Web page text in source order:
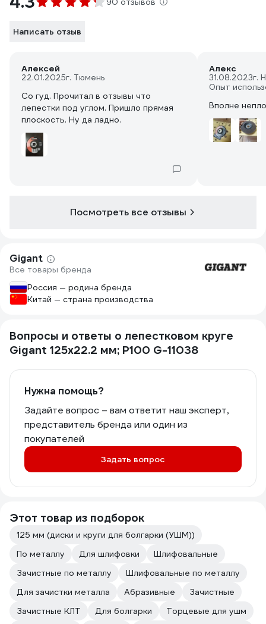
Написать отзыв
Алексей
22.01.2025г. Тюмень
Со гуд. Прочитал в отзывы что
лепестки под углом. Пришло прямая
плоскость. Ну да ладно.
Алекс
31.08.2023г.
Опыт
Вполне
Посмотреть все отзывы
Gigant
Все товары бренда
Россия — родина бренда
Китай — страна производства
Вопросы и ответы о лепестковом круге
Gigant 125x22.2 мм; P100 G-11038
Нужна помощь?
Задайте вопрос – вам ответит наш эксперт,
представитель бренда или один из
покупателей
Задать вопрос
Этот товар из подборок
125 мм (диски и круги для болгарки (УШМ))
По металлу
Для шлифовки
Шлифовальные
Зачистные по металлу
Шлифовальные по металлу
Для зачистки металла
Абразивные
Зачистные
Зачистные КЛТ
Для болгарки
Торцевые для ушм